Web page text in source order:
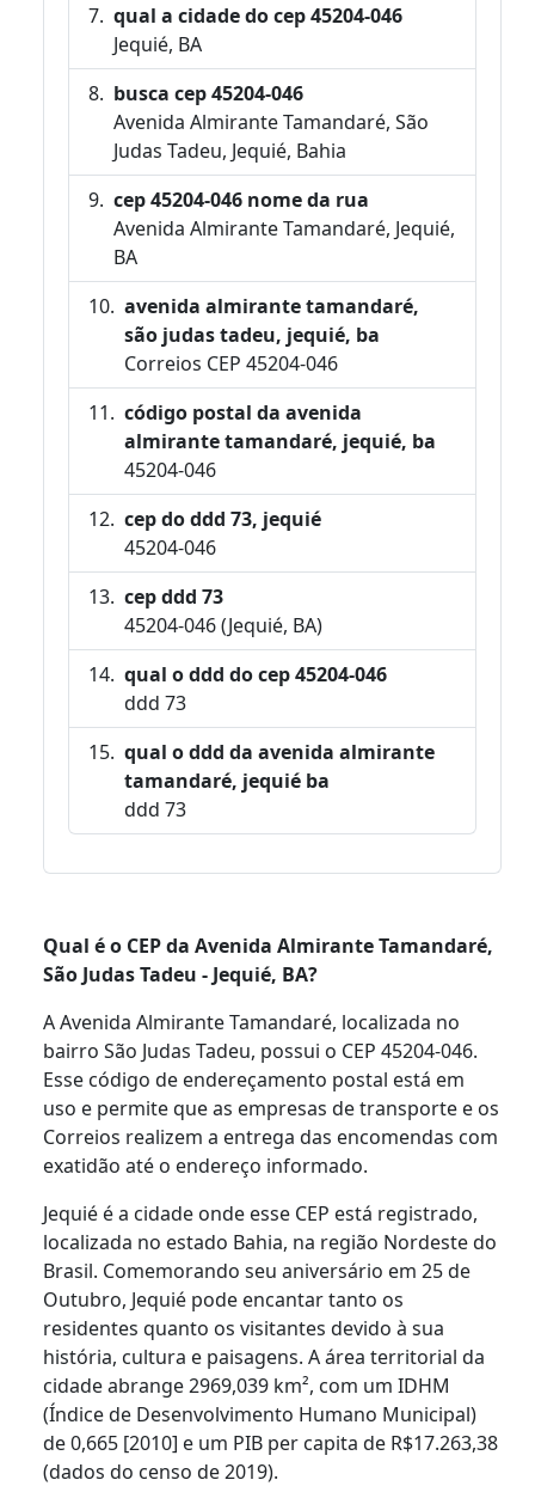
qual a cidade do cep 45204-046
Jequié, BA
busca cep 45204-046
Avenida Almirante Tamandaré, São
Judas Tadeu, Jequié, Bahia
cep 45204-046 nome da rua
Avenida Almirante Tamandaré, Jequié,
BA
avenida almirante tamandaré,
são judas tadeu, jequié, ba
Correios CEP 45204-046
código postal da avenida
almirante tamandaré, jequié, ba
45204-046
cep do ddd 73, jequié
45204-046
cep ddd 73
45204-046 (Jequié, BA)
qual o ddd do cep 45204-046
ddd 73
qual o ddd da avenida almirante
tamandaré, jequié ba
ddd 73
Qual é o CEP da Avenida Almirante Tamandaré,
São Judas Tadeu - Jequié, BA?
A Avenida Almirante Tamandaré, localizada no
bairro São Judas Tadeu, possui o CEP 45204-046.
Esse código de endereçamento postal está em
uso e permite que as empresas de transporte e os
Correios realizem a entrega das encomendas com
exatidão até o endereço informado.
Jequié é a cidade onde esse CEP está registrado,
localizada no estado Bahia, na região Nordeste do
Brasil. Comemorando seu aniversário em 25 de
Outubro, Jequié pode encantar tanto os
residentes quanto os visitantes devido à sua
história, cultura e paisagens. A área territorial da
cidade abrange 2969,039 km², com um IDHM
(Índice de Desenvolvimento Humano Municipal)
de 0,665 [2010] e um PIB per capita de R$17.263,38
(dados do censo de 2019).